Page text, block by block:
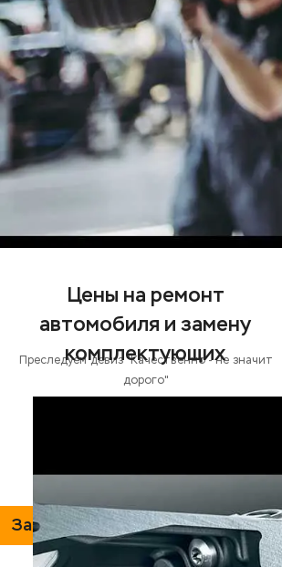
Замена масла в КПП, АКПП и DSG
Преследуем девиз "Качественно - не значит
дорого"
Цены на ремонт
автомобиля и замену
комплектующих